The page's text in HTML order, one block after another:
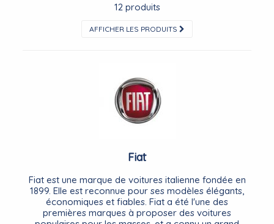
12 produits
AFFICHER LES PRODUITS
Fiat
Fiat est une marque de voitures italienne fondée en
1899. Elle est reconnue pour ses modèles élégants,
économiques et fiables. Fiat a été l'une des
premières marques à proposer des voitures